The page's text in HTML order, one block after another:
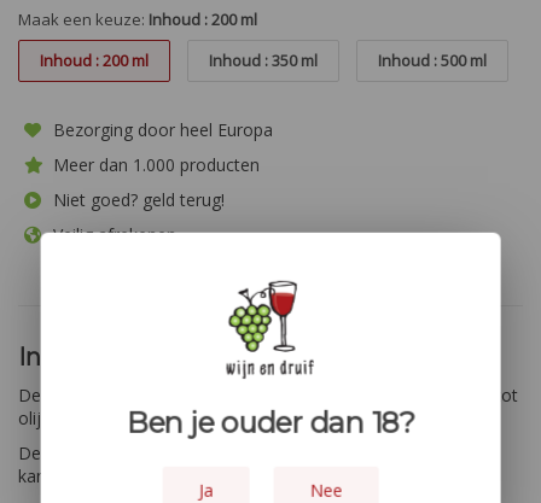
Maak een keuze: Inhoud : 200 ml
Inhoud : 200 ml
Inhoud : 350 ml Inhoud : 500 ml
Bezorging door heel Europa
Meer dan 1.000 producten
Niet goed? geld terug!
Veilig afrekenen
Informatie
Deze olijven worden binnen een uur na het plukken verwerkt tot
olijfolie!
Deze olijfolie is zeer geschikt voor in de koude keuken, maar
kan ook gebruikt worden voor warme bereidingen.
Ben je ouder dan 18?
Ja Nee